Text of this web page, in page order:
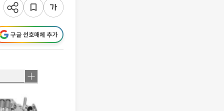
구글 선호매체 추가